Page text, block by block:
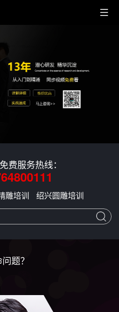
费服务热线：
雕培训 绍兴圆雕培训
题？